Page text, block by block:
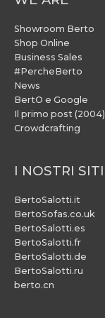
Showroom Berto
Shop Online
Business Sales
#PercheBerto
News
BertO e Google
Il primo post (2004)
Crowdcrafting
I NOSTRI SITI
BertoSalotti.it
BertoSofas.co.uk
BertoSalotti.es
BertoSalotti.fr
BertoSalotti.de
BertoSalotti.ru
berto.cn